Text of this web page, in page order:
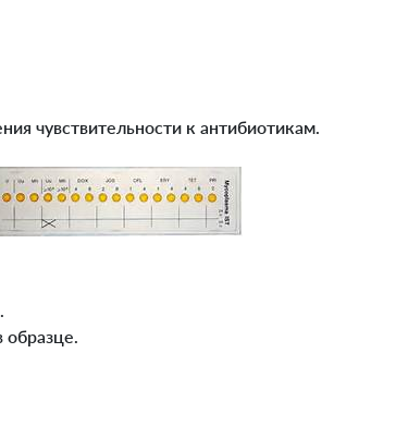
чувствительности к антибиотикам.
образце.